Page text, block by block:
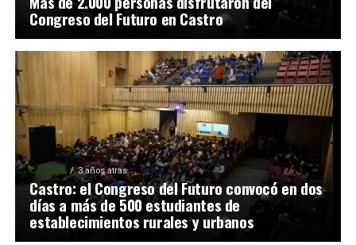
Congreso del Futuro en Castro
CASTRO 3 años atras
Castro: el Congreso del Futuro convocó en dos
días a más de 500 estudiantes de
establecimientos rurales y urbanos